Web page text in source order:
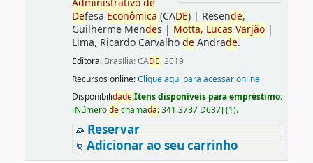
Administrativo de
Defesa Econômica (CADE)| Resende,
Guilherme Mendes | Motta, Lucas Varjão|
Lima, Ricardo CarvalhodeAndrade.
Editora: Brasília: CADE, 2019
Recursos online:Clique aqui para acessar online
Disponibilidade:Itens disponíveis para empréstimo:
[Númerodechamada:341.3787 D637] (1).
Reservar
Adicionar ao seu carrinho